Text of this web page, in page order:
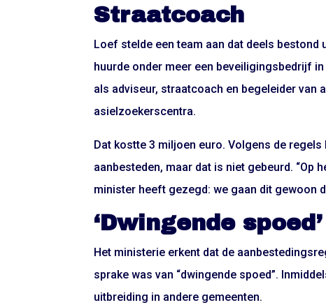
Straatcoach
Loef stelde een team aan dat deels bestond
huurde onder meer een beveiligingsbedrijf
als adviseur, straatcoach en begeleider
asielzoekerscentra.
Dat kostte 3 miljoen euro. Volgens de
aanbesteden, maar dat is niet gebeurd. “Op
minister heeft gezegd: we gaan dit gewoon
‘Dwingende spoed’
Het ministerie erkent dat de
sprake was van “dwingende spoed”.
uitbreiding in andere gemeenten.